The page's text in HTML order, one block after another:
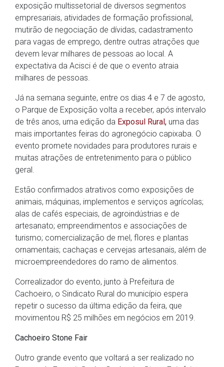
exposição multissetorial de diversos segmentos
empresariais, atividades de formação profissional,
mutirão de negociação de dívidas, cadastramento
para vagas de emprego, dentre outras atrações que
devem levar milhares de pessoas ao local. A
expectativa da Acisci é de que o evento atraia
milhares de pessoas.
Já na semana seguinte, entre os dias 4 e 7 de agosto,
o Parque de Exposição volta a receber, após intervalo
de três anos, uma edição da Exposul Rural, uma das
mais importantes feiras do agronegócio capixaba. O
evento promete novidades para produtores rurais e
muitas atrações de entretenimento para o público
geral.
Estão confirmados atrativos como exposições de
animais, máquinas, implementos e serviços agrícolas;
alas de cafés especiais, de agroindústrias e de
artesanato; empreendimentos e associações de
turismo; comercialização de mel, flores e plantas
ornamentais; cachaças e cervejas artesanais, além de
microempreendedores do ramo de alimentos.
Correalizador do evento, junto à Prefeitura de
Cachoeiro, o Sindicato Rural do município espera
repetir o sucesso da última edição da feira, que
movimentou R$ 25 milhões em negócios em 2019.
Cachoeiro Stone Fair
Outro grande evento que voltará a ser realizado no